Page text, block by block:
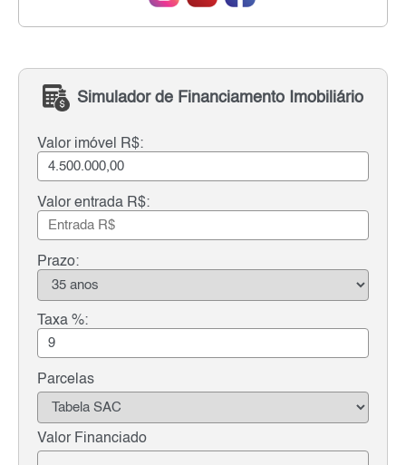
Simulador de Financiamento Imobiliário
Valor imóvel R$:
Valor entrada R$:
Prazo:
Taxa %:
Parcelas
Valor Financiado